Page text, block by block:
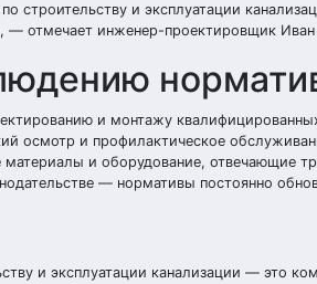
строительству и эксплуатации
— отмечает инженер-проектировщик Иван
и монтажу
осмотр и профилактическое
материалы и оборудование, отвечающие
— нормативы постоянно
и эксплуатации канализации — это